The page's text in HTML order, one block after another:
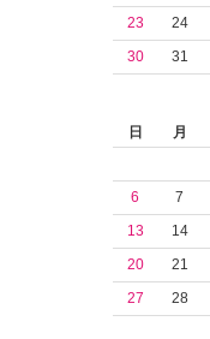
23
24
30
31
日
月
6
7
13
14
20
21
27
28